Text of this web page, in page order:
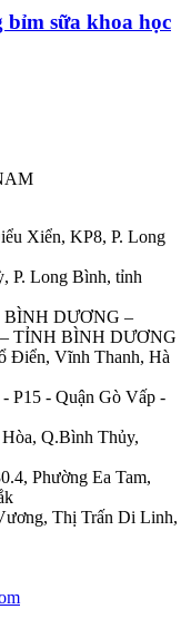
bỉm sữa khoa học
Xiển, KP8, P. Long
P. Long Bình, tỉnh
BÌNH DƯƠNG –
TỈNH BÌNH DƯƠNG
Điển, Vĩnh Thanh, Hà
P15 - Quận Gò Vấp -
Q.Bình Thủy,
Phường Ea Tam,
Thị Trấn Di Linh,